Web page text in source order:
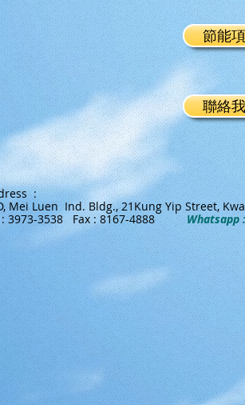
面積工廈天台
節能
聯絡
:
Mei Luen Ind. Bldg., 21Kung Yip Street,
: 3973-3538 Fax : 8167-4888
Whatsapp